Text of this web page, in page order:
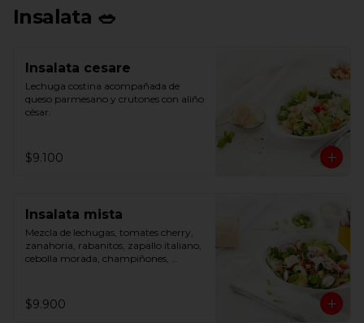
Insalata 🥗
Insalata cesare
Lechuga costina acompañada de
queso parmesano y crutones con aliño
césar.
$9.100
Insalata mista
Mezcla de lechugas, tomates cherry,
zanahoria, rabanitos, zapallo italiano,
cebolla morada, champiñones,
$9.900